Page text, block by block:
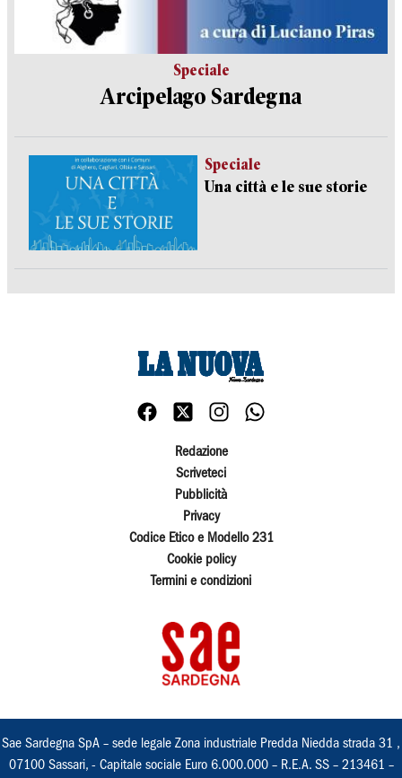
Speciale
Arcipelago Sardegna
Speciale
Una città e le sue storie
Redazione
Scriveteci
Pubblicità
Privacy
Codice Etico e Modello 231
Cookie policy
Termini e condizioni
Sae Sardegna SpA – sede legale Zona industriale Predda Niedda strada 31 ,
07100 Sassari, - Capitale sociale Euro 6.000.000 – R.E.A. SS – 213461 –